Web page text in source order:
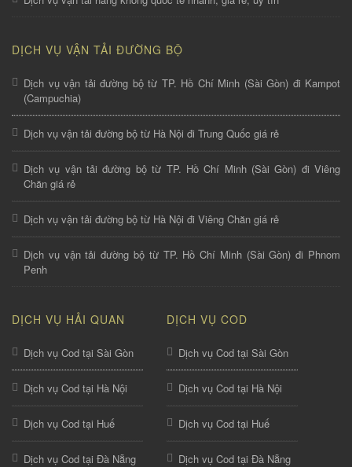
DỊCH VỤ VẬN TẢI ĐƯỜNG BỘ
Dịch vụ vận tải đường bộ từ TP. Hồ Chí Minh (Sài Gòn) đi Kampot
(Campuchia)
Dịch vụ vận tải đường bộ từ Hà Nội đi Trung Quốc giá rẻ
Dịch vụ vận tải đường bộ từ TP. Hồ Chí Minh (Sài Gòn) đi Viêng
Chăn giá rẻ
Dịch vụ vận tải đường bộ từ Hà Nội đi Viêng Chăn giá rẻ
Dịch vụ vận tải đường bộ từ TP. Hồ Chí Minh (Sài Gòn) đi Phnom
Penh
DỊCH VỤ HẢI QUAN
Dịch vụ Cod tại Sài Gòn
Dịch vụ Cod tại Hà Nội
Dịch vụ Cod tại Huế
Dịch vụ Cod tại Đà Nẵng
DỊCH VỤ COD
Dịch vụ Cod tại Sài Gòn
Dịch vụ Cod tại Hà Nội
Dịch vụ Cod tại Huế
Dịch vụ Cod tại Đà Nẵng